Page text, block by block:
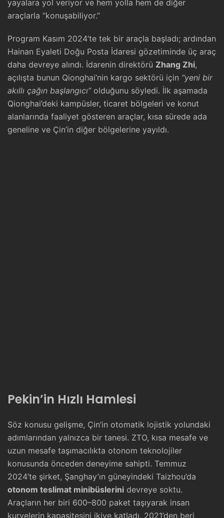
yayalara yol veriyor ve hem yolla hem de diğer
araçlarla “konuşabiliyor.”
Program Kasım 2024’te tek bir araçla başladı; ardından
Hainan Eyaleti Doğu Posta İdaresi gözetiminde üç araç
daha devreye alındı. İdarenin direktörü Zhang Zhi,
açılışta bunun Qionghai’nin kargo sektörü için “yeni bir
akıllı çağın başlangıcı”olduğunu söyledi. İlk aşamada
Qionghai’deki kampüsler, ticaret bölgeleri ve konut
alanlarında faaliyet gösteren araçlar, kısa sürede ada
geneline ve Çin’in diğer bölgelerine yayıldı.
Pekin’in Hızlı Hamlesi
Söz konusu gelişme, Çin’in otomatik lojistik yolundaki
adımlarından yalnızca bir tanesi. ZTO, kısa mesafe ve
uzun mesafe taşımacılıkta otonom teknolojiler
konusunda önceden deneyime sahipti. Temmuz
2024’te şirket, Şanghay’ın güneyindeki Taizhou’da
otonom teslimat minibüslerini devreye soktu.
Araçların her biri 600–800 paket taşıyarak insan
kuryelerin kapasitesini ikiye katladı. 2021’den beri